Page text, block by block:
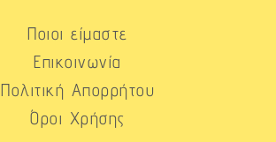
Ποιοι είμαστε
Επικοινωνία
Πολιτική Απορρήτου
Όροι Χρήσης